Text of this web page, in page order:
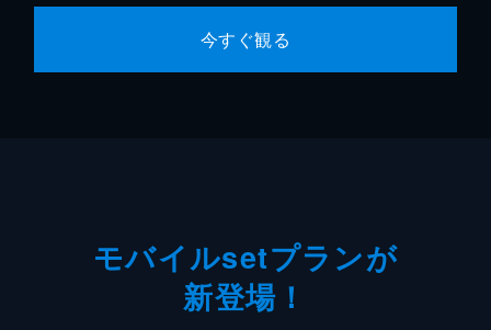
今すぐ観る
モバイルsetプランが
新登場！